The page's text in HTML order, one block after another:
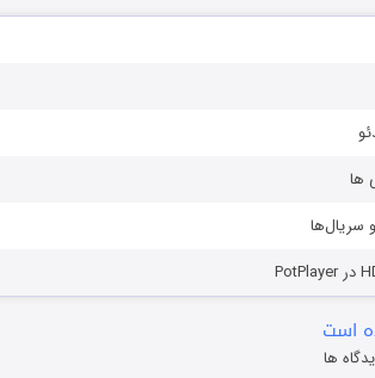
ها
سریال‌ها
است
ها